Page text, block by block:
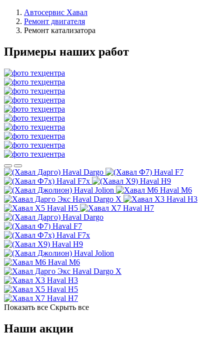
Автосервис Хавал
Ремонт двигателя
Ремонт катализатора
Примеры наших работ
Haval Dargo
Haval F7
Haval F7x
Haval H9
Haval Jolion
Haval M6
Haval Dargo X
Haval H3
Haval H5
Haval H7
Haval Dargo
Haval F7
Haval F7x
Haval H9
Haval Jolion
Haval M6
Haval Dargo X
Haval H3
Haval H5
Haval H7
Показать все Скрыть все
Наши акции